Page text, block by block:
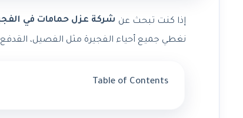
إذا كنت تبحث عن شركة عزل حمامات في
نغطي جميع أحياء الفجيرة مثل الفصيل،
Table of Contents